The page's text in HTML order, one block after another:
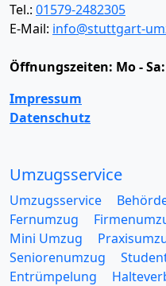
Tel.: 01579-2482305
E-Mail: info@stuttgart-
Öffnungszeiten: Mo -
Impressum
Datenschutz
Umzugsservice
Umzugsservice
Fernumzug
Mini Umzug
Seniorenumzug
Entrümpelung